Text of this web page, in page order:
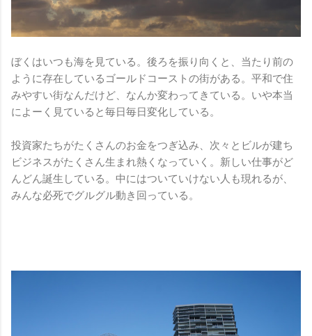
ぼくはいつも海を見ている。後ろを振り向くと、当たり前の
ように存在しているゴールドコーストの街がある。平和で住
みやすい街なんだけど、なんか変わってきている。いや本当
によーく見ていると毎日毎日変化している。
投資家たちがたくさんのお金をつぎ込み、次々とビルが建ち
ビジネスがたくさん生まれ熱くなっていく。新しい仕事がど
んどん誕生している。中にはついていけない人も現れるが、
みんな必死でグルグル動き回っている。